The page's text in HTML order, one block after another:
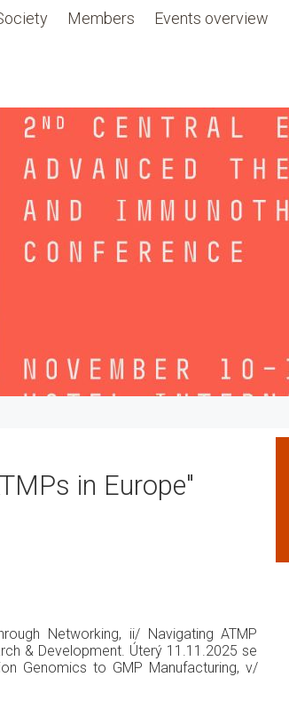
Members Events overview
in Europe"
Networking, ii/ Navigating ATMP
& Development. Úterý 11.11.2025 se
Genomics to GMP Manufacturing, v/